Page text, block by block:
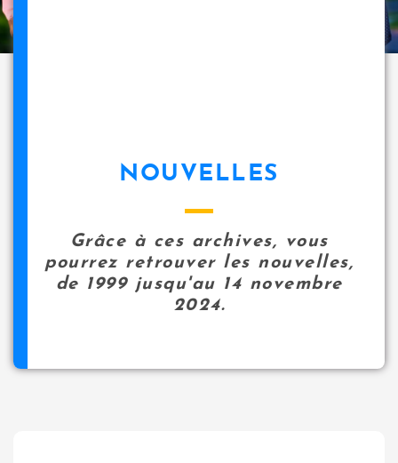
NOUVELLES
Grâce à ces archives, vous
pourrez retrouver les nouvelles,
de 1999 jusqu'au 14 novembre
2024.